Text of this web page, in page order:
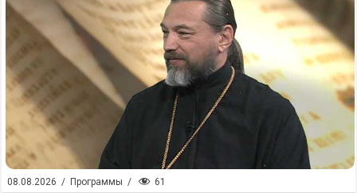
08.08.2026 / Программы / 61